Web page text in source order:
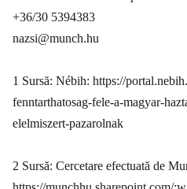
+36/30 5394383
nazsi@munch.hu
1 Sursă: Nébih: https://
fenntarthatosag-fele-a-magyar-
elelmiszert-pazarolnak
2 Sursă: Cercetare efectuată de